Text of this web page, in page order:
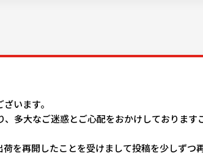
います。
多大なご迷惑とご心配をおかけしております
を再開したことを受けまして投稿を少しずつ